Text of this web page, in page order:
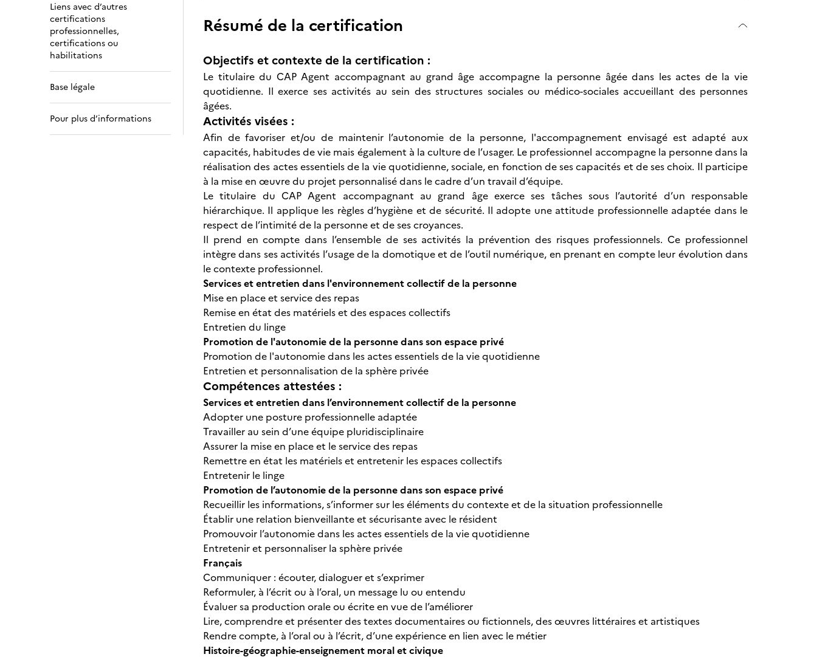
Liens avec d’autres
certifications
professionnelles,
certifications ou
habilitations
Base légale
Pour plus d’informations
Résumé de la certification
Objectifs et contexte de la certification :
Le titulaire du CAP Agent accompagnant au grand âge accompagne la personne âgée dans les actes de la vie
quotidienne. Il exerce ses activités au sein des structures sociales ou médico-sociales accueillant des personnes
âgées.
Activités visées :
Afin de favoriser et/ou de maintenir l’autonomie de la personne, l'accompagnement envisagé est adapté aux
capacités, habitudes de vie mais également à la culture de l’usager. Le professionnel accompagne la personne dans la
réalisation des actes essentiels de la vie quotidienne, sociale, en fonction de ses capacités et de ses choix. Il participe
à la mise en œuvre du projet personnalisé dans le cadre d’un travail d’équipe.
Le titulaire du CAP Agent accompagnant au grand âge exerce ses tâches sous l’autorité d’un responsable
hiérarchique. Il applique les règles d’hygiène et de sécurité. Il adopte une attitude professionnelle adaptée dans le
respect de l’intimité de la personne et de ses croyances.
Il prend en compte dans l’ensemble de ses activités la prévention des risques professionnels. Ce professionnel
intègre dans ses activités l’usage de la domotique et de l’outil numérique, en prenant en compte leur évolution dans
le contexte professionnel.
Services et entretien dans l'environnement collectif de la personne
Mise en place et service des repas
Remise en état des matériels et des espaces collectifs
Entretien du linge
Promotion de l'autonomie de la personne dans son espace privé
Promotion de l'autonomie dans les actes essentiels de la vie quotidienne
Entretien et personnalisation de la sphère privée
Compétences attestées :
Services et entretien dans l’environnement collectif de la personne
Adopter une posture professionnelle adaptée
Travailler au sein d’une équipe pluridisciplinaire
Assurer la mise en place et le service des repas
Remettre en état les matériels et entretenir les espaces collectifs
Entretenir le linge
Promotion de l’autonomie de la personne dans son espace privé
Recueillir les informations, s’informer sur les éléments du contexte et de la situation professionnelle
Établir une relation bienveillante et sécurisante avec le résident
Promouvoir l’autonomie dans les actes essentiels de la vie quotidienne
Entretenir et personnaliser la sphère privée
Français
Communiquer : écouter, dialoguer et s’exprimer
Reformuler, à l’écrit ou à l’oral, un message lu ou entendu
Évaluer sa production orale ou écrite en vue de l’améliorer
Lire, comprendre et présenter des textes documentaires ou fictionnels, des œuvres littéraires et artistiques
Rendre compte, à l’oral ou à l’écrit, d’une expérience en lien avec le métier
Histoire-géographie-enseignement moral et civique